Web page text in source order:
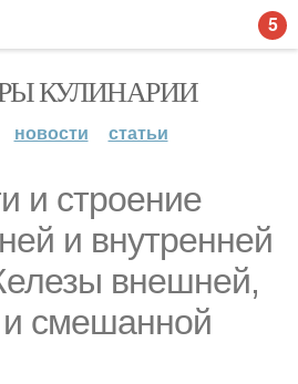
КУЛИНАРИИ
новости статьи
и строение
и внутренней
внешней,
и смешанной
5